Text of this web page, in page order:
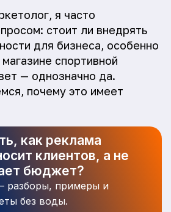
я часто
стоит ли внедрять
для бизнеса, особенно
спортивной
— однозначно да.
почему это имеет
как реклама
клиентов, а не
бюджет?
разборы, примеры и
без воды.